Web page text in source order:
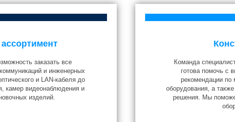
заказать все
и инженерных
и LAN-кабеля до
камер видеонаблюдения и
изделий.
Команда
готова помочь с
рекомендации по
оборудования, а
решения. Мы